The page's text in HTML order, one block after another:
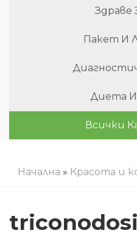
Здраве
Пакет И
Диета И
Всички
Начална » Красота и